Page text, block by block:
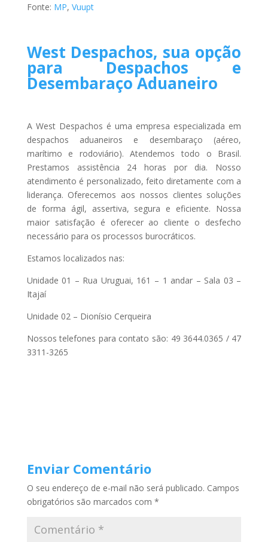
Fonte: MP, Vuupt
West Despachos, sua opção
para Despachos e
Desembaraço Aduaneiro
A West Despachos é uma empresa especializada em
despachos aduaneiros e desembaraço (aéreo,
marítimo e rodoviário). Atendemos todo o Brasil.
Prestamos assistência 24 horas por dia. Nosso
atendimento é personalizado, feito diretamente com a
liderança. Oferecemos aos nossos clientes soluções
de forma ágil, assertiva, segura e eficiente. Nossa
maior satisfação é oferecer ao cliente o desfecho
necessário para os processos burocráticos.
Estamos localizados nas:
Unidade 01 – Rua Uruguai, 161 – 1 andar – Sala 03 –
Itajaí
Unidade 02 – Dionísio Cerqueira
Nossos telefones para contato são: 49 3644.0365 / 47
3311-3265
Enviar Comentário
O seu endereço de e-mail não será publicado. Campos
obrigatórios são marcados com *